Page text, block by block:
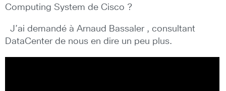
Computing System de Cisco ?
J’ai demandé à Arnaud Bassaler , consultant
DataCenter de nous en dire un peu plus.